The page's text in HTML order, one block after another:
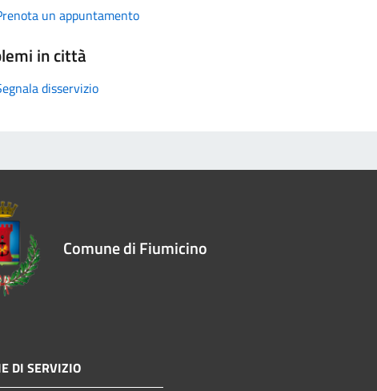
un appuntamento
in città
disservizio
Comune di Fiumicino
DI SERVIZIO